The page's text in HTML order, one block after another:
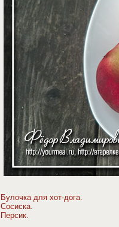
Булочка для хот-дога.
Сосиска.
Персик.